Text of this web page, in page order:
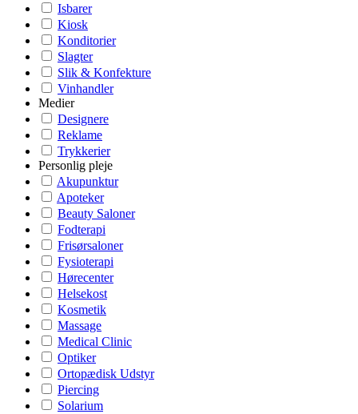
Isbarer
Kiosk
Konditorier
Slagter
Slik & Konfekture
Vinhandler
Medier
Designere
Reklame
Trykkerier
Personlig pleje
Akupunktur
Apoteker
Beauty Saloner
Fodterapi
Frisørsaloner
Fysioterapi
Hørecenter
Helsekost
Kosmetik
Massage
Medical Clinic
Optiker
Ortopædisk Udstyr
Piercing
Solarium